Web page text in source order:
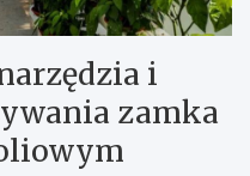
i
zamka